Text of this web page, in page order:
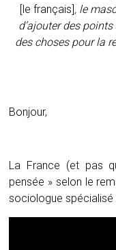
[le français], le
d’ajouter des
des choses pour la
Bonjour,
La France (et pas
pensée » selon le
sociologue spécialisé